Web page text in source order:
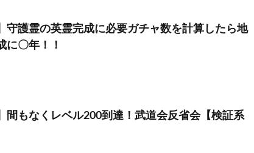
守護霊の英霊完成に必要ガチャ数を計算したら地
に〇年！！
間もなくレベル200到達！武道会反省会【検証系